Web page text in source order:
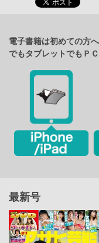
電子書籍は初めての方
でもタブレットでもＰ
最新号